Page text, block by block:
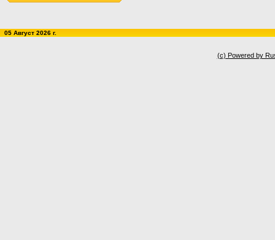
05 Август 2026 г.
(c) Powered by